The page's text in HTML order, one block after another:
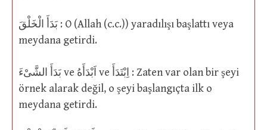
بَدَأَ الْخَلْقَ : O (Allah (c.c.)) yaradılışı başlattı veya
meydana getirdi.
بَدَأَ الشَّىْءَ ve اَبْدَأَهُ ve اِبْتَدَأَ : Zaten var olan bir şeyi
örnek alarak değil, o şeyi başlangıçta ilk o
meydana getirdi.